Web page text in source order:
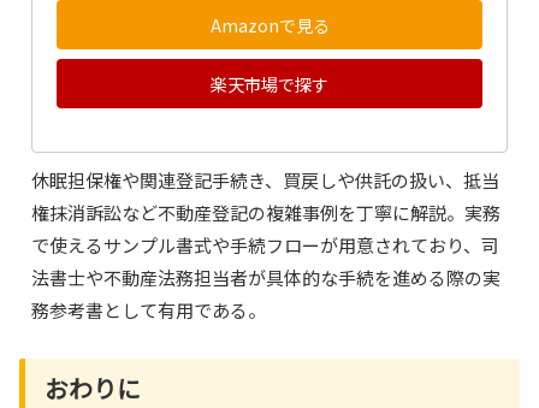
Amazonで見る
楽天市場で探す
休眠担保権や関連登記手続き、買戻しや供託の扱い、抵当
権抹消訴訟など不動産登記の複雑事例を丁寧に解説。実務
で使えるサンプル書式や手続フローが用意されており、司
法書士や不動産法務担当者が具体的な手続を進める際の実
務参考書として有用である。
おわりに